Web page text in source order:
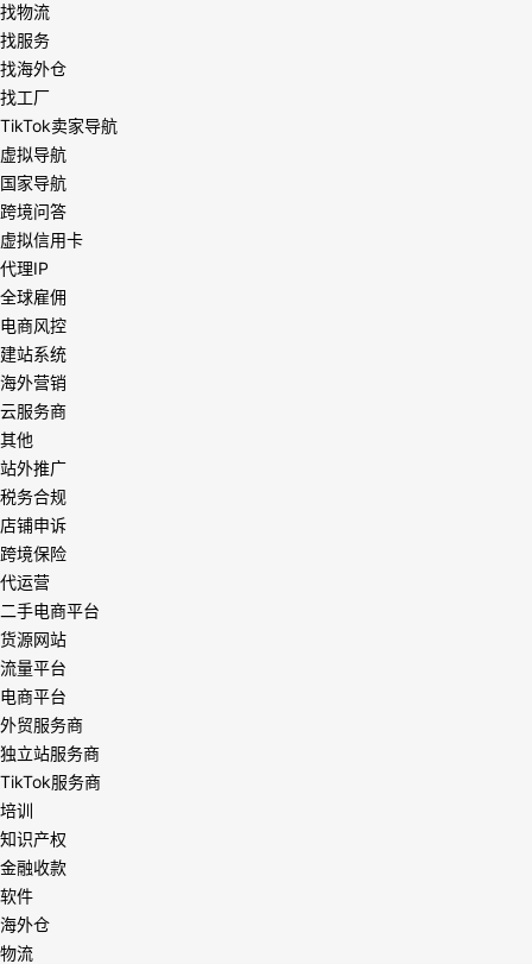
找物流
找服务
找海外仓
找工厂
TikTok卖家导航
虚拟导航
国家导航
跨境问答
虚拟信用卡
代理IP
全球雇佣
电商风控
建站系统
海外营销
云服务商
其他
站外推广
税务合规
店铺申诉
跨境保险
代运营
二手电商平台
货源网站
流量平台
电商平台
外贸服务商
独立站服务商
TikTok服务商
培训
知识产权
金融收款
软件
海外仓
物流